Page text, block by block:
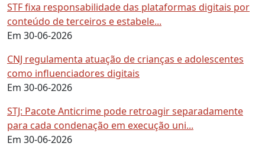
STF fixa responsabilidade das plataformas digitais por
conteúdo de terceiros e estabele...
Em 30-06-2026
CNJ regulamenta atuação de crianças e adolescentes
como influenciadores digitais
Em 30-06-2026
STJ: Pacote Anticrime pode retroagir separadamente
para cada condenação em execução uni...
Em 30-06-2026